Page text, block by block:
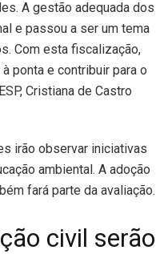
A gestão adequada dos
e passou a ser um tema
Com esta fiscalização,
ponta e contribuir para o
Cristiana de Castro
irão observar iniciativas
ambiental. A adoção
fará parte da avaliação.
civil serão